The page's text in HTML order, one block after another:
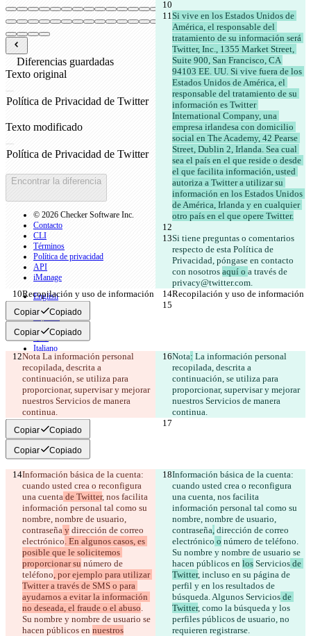
Si vive en los Estados Unidos de
América, el responsable del
tratamiento de su información será
Twitter, Inc., 1355 Market Street,
Suite 900, San Francisco, CA
94103 EE. UU. Si vive fuera de los
Estados Unidos de América, el
responsable del tratamiento de su
información es Twitter
International Company, una
empresa irlandesa con domicilio
social en The Academy, 42 Pearse
Street, Dublin 2, Irlanda. Sea cual
sea el país en el que reside o desde
el que facilita información, usted
autoriza a Twitter a utilizar su
información en los Estados Unidos
de América, Irlanda y en cualquier
otro país en el que opere Twitter.
Si tiene preguntas o comentarios
respecto de esta Política de
Privacidad, póngase en contacto
con nosotros aquí o a través de
privacy@twitter.com.
Recopilación y uso de información
Recopilación y uso de información
Copiar Copiado
Copiar Copiado
Nota La información personal
recopilada, descrita a
continuación, se utiliza para
proporcionar, supervisar y mejorar
nuestros Servicios de manera
continua.
Nota: La información personal
recopilada, descrita a
continuación, se utiliza para
proporcionar, supervisar y mejorar
nuestros Servicios de manera
continua.
Copiar Copiado
Copiar Copiado
Información básica de la cuenta:
cuando usted crea o reconfigura
una cuenta de Twitter, nos facilita
información personal tal como su
nombre, nombre de usuario,
contraseña y dirección de correo
electrónico. En algunos casos, es
posible que le solicitemos
proporcionar su número de
teléfono, por ejemplo para utilizar
Twitter a través de SMS o para
ayudarnos a evitar la información
no deseada, el fraude o el abuso.
Su nombre y nombre de usuario se
hacen públicos en nuestros
Información básica de la cuenta:
cuando usted crea o reconfigura
una cuenta, nos facilita
información personal tal como su
nombre, nombre de usuario,
contraseña, dirección de correo
electrónico o número de teléfono.
Su nombre y nombre de usuario se
hacen públicos en los Servicios de
Twitter, incluso en su página de
perfil y en los resultados de
búsqueda. Algunos Servicios de
Twitter, como la búsqueda y los
perfiles públicos de usuario, no
requieren registrarse.
Diferencias guardadas
Texto original
Abrir archivo
Texto modificado
Abrir archivo
Encontrar la diferencia
© 2026 Checker Software Inc.
Contacto
CLI
Términos
Política de privacidad
API
iManage
English
Deutsch
Español
Français
हिन्दी
Italiano
日本語
Português
简体中文
繁體中文
한국어